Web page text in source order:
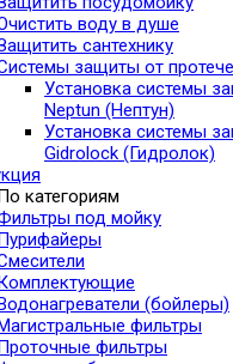
воду в душе
сантехнику
защиты от
Установка системы
Neptun (Нептун)
Установка системы
Gidrolock (Гидролок)
По категориям
под мойку
Пурифайеры
Комплектующие
Водонагреватели (бойлеры)
Магистральные фильтры
Проточные фильтры